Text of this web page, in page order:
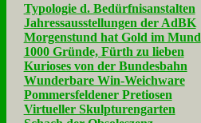
Typologie d. Bedürfnisanstalten
Jahressausstellungen der AdBK
Morgenstund hat Gold im Mund
1000 Gründe, Fürth zu lieben
Kurioses von der Bundesbahn
Wunderbare Win-Weichware
Pommersfeldener Pretiosen
Virtueller Skulpturengarten